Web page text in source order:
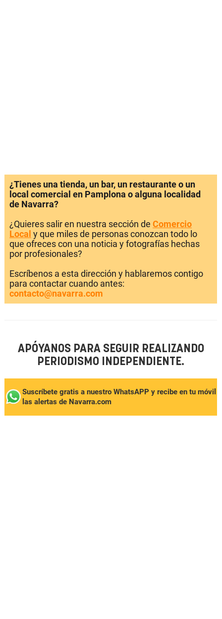
¿Tienes una tienda, un bar, un restaurante o un
local comercial en Pamplona o alguna localidad
de Navarra?
¿Quieres salir en nuestra sección de Comercio
Local y que miles de personas conozcan todo lo
que ofreces con una noticia y fotografías hechas
por profesionales?
Escríbenos a esta dirección y hablaremos contigo
para contactar cuando antes:
contacto@navarra.com
APÓYANOS PARA SEGUIR REALIZANDO
PERIODISMO INDEPENDIENTE.
Suscríbete gratis a nuestro WhatsAPP y recibe en tu móvil
las alertas de Navarra.com